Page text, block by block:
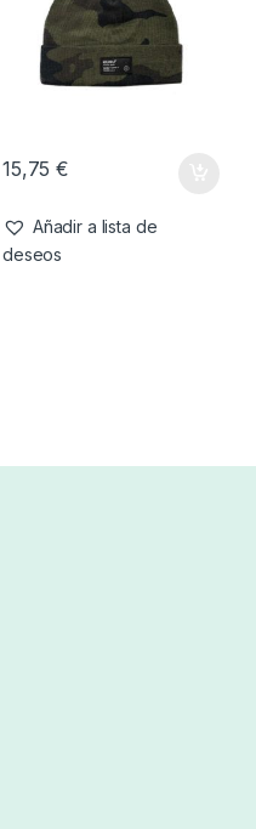
17,99
Añadir a lista de
Complementos
Kumu Gorro Deception
15,75€